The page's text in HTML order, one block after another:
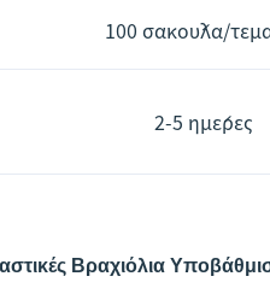
100 σακούλα/
2-5 ημέρες
Βραχιόλια